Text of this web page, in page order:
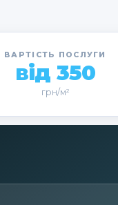
ВАРТІСТЬ ПОСЛУГИ
від 350
грн/м²